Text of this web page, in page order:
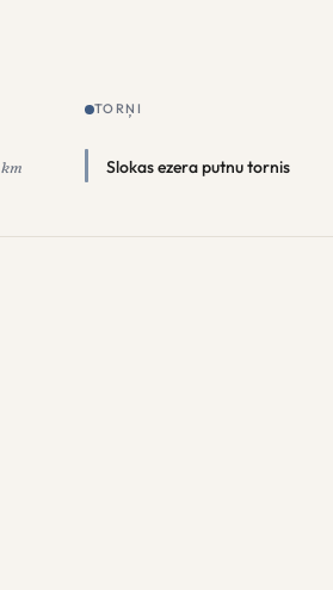
km
TORŅI
Slokas ezera putnu tornis